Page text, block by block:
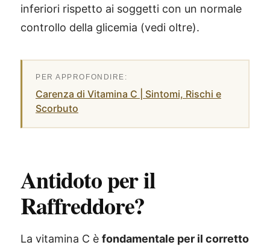
inferiori rispetto ai soggetti con un normale
controllo della glicemia (vedi oltre).
Carenza di Vitamina C | Sintomi, Rischi e
Scorbuto
Antidoto per il
Raffreddore?
La vitamina C è fondamentale per il corretto